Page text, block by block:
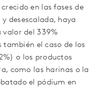
en las fases de
desescalada, haya
valor del 339%
también el caso de los
o los productos
como las harinas o la
el pódium en